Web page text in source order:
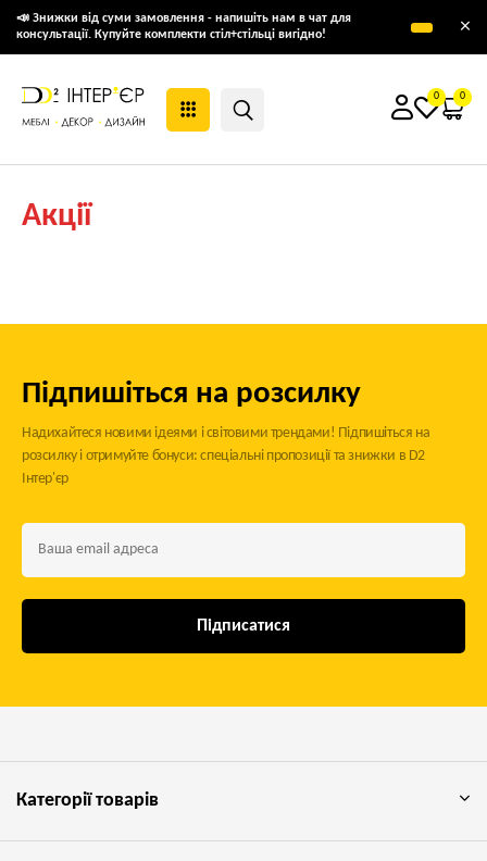
📣 Знижки від суми замовлення - напишіть нам в чат для
консультації. Купуйте комплекти стіл+стільці вигідно!
×
0 0
Акції
Підпишіться на розсилку
Надихайтеся новими ідеями і світовими трендами! Підпишіться на
розсилку і отримуйте бонуси: спеціальні пропозиції та знижки в D2
Інтер'єр
Підписатися
Категорії товарів